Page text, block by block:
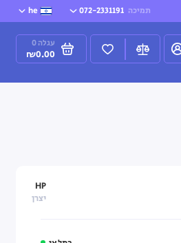
תמיכה 072-2331191
he
עגלה 0
₪0.00
HP
יצרן